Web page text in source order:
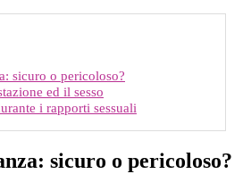
sicuro o pericoloso?
ed il sesso
i rapporti sessuali
sicuro o pericoloso?